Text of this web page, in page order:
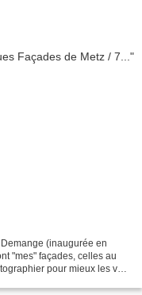
(inaugurée en
"mes" façades, celles au
pour mieux les voir